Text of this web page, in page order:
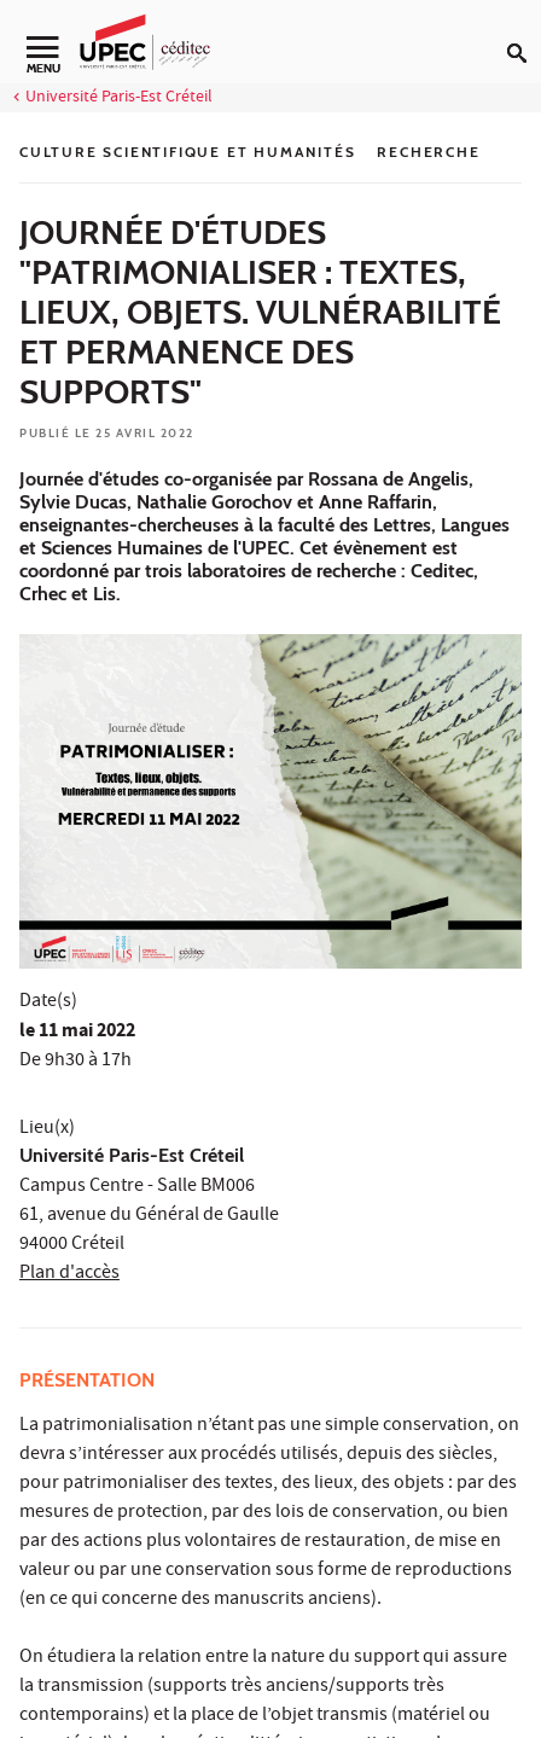
Aller au contenu
Navigation secondaire
MENU
Université Paris-Est Créteil
CULTURE SCIENTIFIQUE ET HUMANITÉS RECHERCHE
JOURNÉE D'ÉTUDES
"PATRIMONIALISER : TEXTES,
LIEUX, OBJETS. VULNÉRABILITÉ
ET PERMANENCE DES
SUPPORTS"
PUBLIÉ LE 25 AVRIL 2022
Journée d'études co-organisée par Rossana de Angelis,
Sylvie Ducas, Nathalie Gorochov et Anne Raffarin,
enseignantes-chercheuses à la faculté des Lettres, Langues
et Sciences Humaines de l'UPEC. Cet évènement est
coordonné par trois laboratoires de recherche : Ceditec,
Crhec et Lis.
Date(s)
le11 mai 2022
De 9h30 à 17h
Lieu(x)
Université Paris-Est Créteil
Campus Centre - Salle BM006
61, avenue du Général de Gaulle
94000 Créteil
Plan d'accès
PRÉSENTATION
La patrimonialisation n’étant pas une simple conservation, on
devra s’intéresser aux procédés utilisés, depuis des siècles,
pour patrimonialiser des textes, des lieux, des objets : par des
mesures de protection, par des lois de conservation, ou bien
par des actions plus volontaires de restauration, de mise en
valeur ou par une conservation sous forme de reproductions
(en ce qui concerne des manuscrits anciens).
On étudiera la relation entre la nature du support qui assure
la transmission (supports très anciens/supports très
contemporains) et la place de l’objet transmis (matériel ou